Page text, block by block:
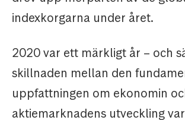
indexkorgarna under året.
2020 var ett märkligt år – och
skillnaden mellan den
uppfattningen om ekonomin
aktiemarknadens utveckling